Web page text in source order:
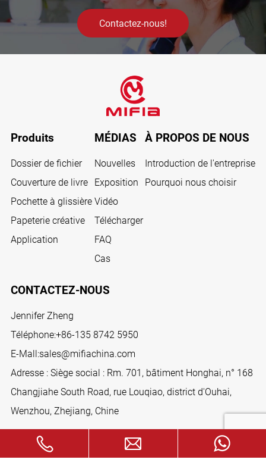
Contactez-nous!
Produits
Dossier de fichier
Couverture de livre
Pochette à glissière
Papeterie créative
Application
MÉDIAS
Nouvelles
Exposition
Vidéo
Télécharger
FAQ
Cas
À PROPOS DE NOUS
Introduction de l'entreprise
Pourquoi nous choisir
CONTACTEZ-NOUS
Jennifer Zheng
Téléphone:+86-135 8742 5950
E-Mall:sales@mifiachina.com
Adresse : Siège social : Rm. 701, bâtiment Honghai, n° 168
Changjiahe South Road, rue Louqiao, district d'Ouhai,
Wenzhou, Zhejiang, Chine
SUIVEZ-NOUS